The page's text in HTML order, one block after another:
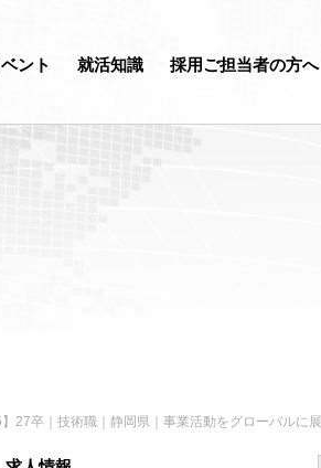
ント 就活知識 採用ご担当者の方へ
】27卒｜技術職｜静岡県｜事業活動をグローバルに